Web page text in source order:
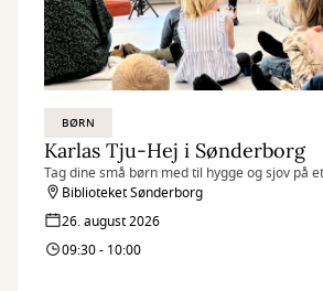
BØRN
Karlas Tju-Hej i Sønderborg
Tag dine små børn med til hygge og sjov på
Biblioteket Sønderborg
26. august 2026
09:30 - 10:00